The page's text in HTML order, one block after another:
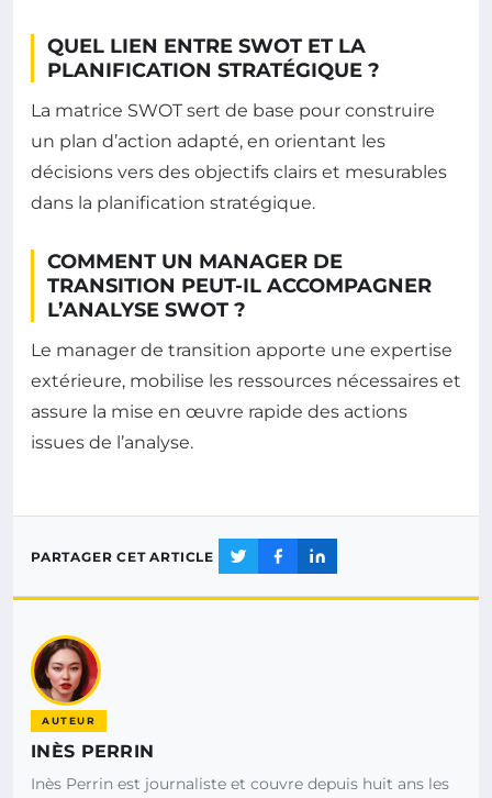
QUEL LIEN ENTRE SWOT ET LA
PLANIFICATION STRATÉGIQUE ?
La matrice SWOT sert de base pour construire
un plan d’action adapté, en orientant les
décisions vers des objectifs clairs et mesurables
dans la planification stratégique.
COMMENT UN MANAGER DE
TRANSITION PEUT-IL ACCOMPAGNER
L’ANALYSE SWOT ?
Le manager de transition apporte une expertise
extérieure, mobilise les ressources nécessaires et
assure la mise en œuvre rapide des actions
issues de l’analyse.
PARTAGER CET ARTICLE
AUTEUR
INÈS PERRIN
Inès Perrin est journaliste et couvre depuis huit ans les